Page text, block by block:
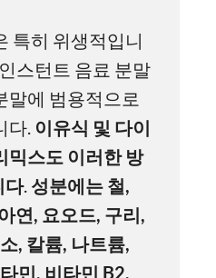
특히 위생적입니
스턴트 음료 분말
말에 범용적으로
다. 이유식 및 다이
믹스도 이러한 방
다. 성분에는 철,
연, 요오드, 구리,
, 칼륨, 나트륨,
민, 비타민 B2,